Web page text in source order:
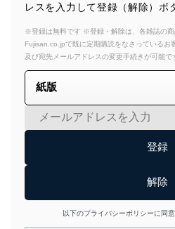
レスを入力して登録（解除）ボ
※登録は無料です ※登録・解除は、各雑誌の商
Fujisan.co.jpで既に定期購読をなさっているお
及び宛先メールアドレスの変更手続きが可能で
以下のプライバシーポリシーに同